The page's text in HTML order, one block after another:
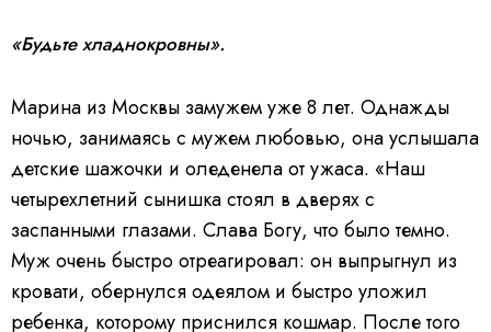
«Будьте хладнокровны».
Марина из Москвы замужем уже 8 лет. Однажды
ночью, занимаясь с мужем любовью, она услышала
детские шажочки и оледенела от ужаса. «Наш
четырехлетний сынишка стоял в дверях с
заспанными глазами. Слава Богу, что было темно.
Муж очень быстро отреагировал: он выпрыгнул из
кровати, обернулся одеялом и быстро уложил
ребенка, которому приснился кошмар. После того